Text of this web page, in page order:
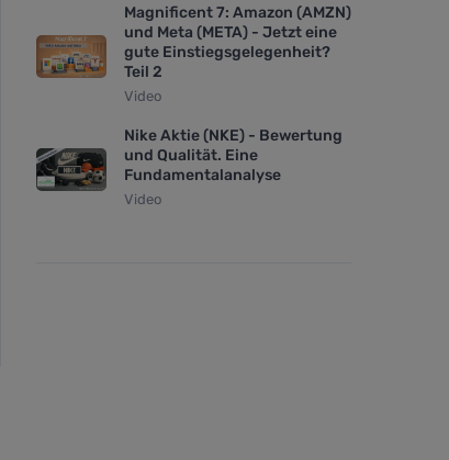
Magnificent 7: Amazon (AMZN)
und Meta (META) - Jetzt eine
gute Einstiegsgelegenheit?
Teil 2
Video
Nike Aktie (NKE) - Bewertung
und Qualität. Eine
Fundamentalanalyse
Video